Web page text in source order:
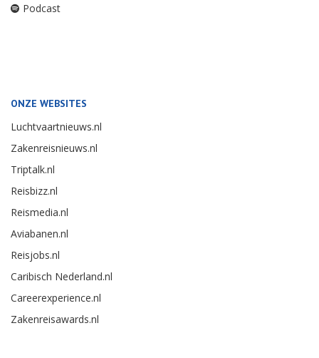
Podcast
ONZE WEBSITES
Luchtvaartnieuws.nl
Zakenreisnieuws.nl
Triptalk.nl
Reisbizz.nl
Reismedia.nl
Aviabanen.nl
Reisjobs.nl
Caribisch Nederland.nl
Careerexperience.nl
Zakenreisawards.nl